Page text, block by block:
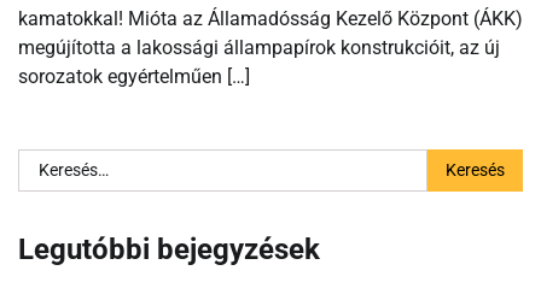
kamatokkal! Mióta az Államadósság Kezelő Központ (ÁKK)
megújította a lakossági állampapírok konstrukcióit, az új
sorozatok egyértelműen […]
Keresés:
Legutóbbi bejegyzések